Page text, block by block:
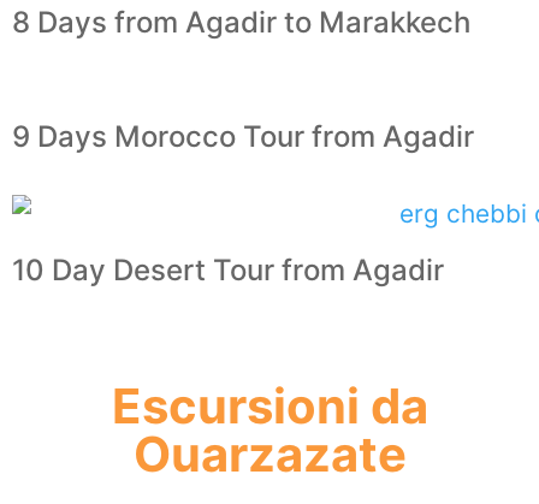
8 Days from Agadir to Marakkech
9 Days Morocco Tour from Agadir
10 Day Desert Tour from Agadir
Escursioni da
Ouarzazate